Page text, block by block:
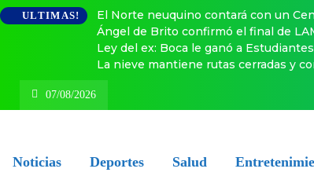
ULTIMAS!
El Norte neuquino contará con un
Ángel de Brito confirmó el final de
Ley del ex: Boca le ganó a
La nieve mantiene rutas cerradas y
07/08/2026
Noticias Deportes Salud